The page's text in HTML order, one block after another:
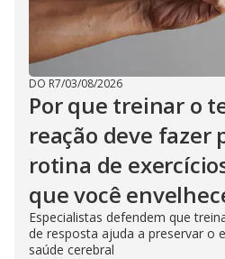
DO R7/03/08/2026
Por que treinar o
reação deve fazer
rotina de
que você
Especialistas defendem que
de resposta ajuda a preservar o
saúde cerebral